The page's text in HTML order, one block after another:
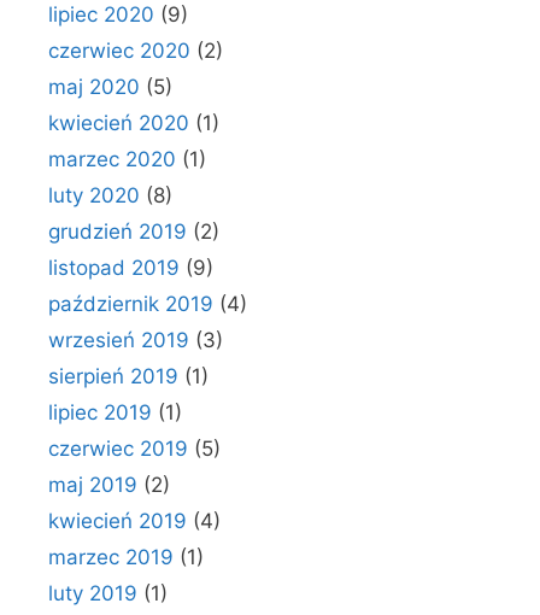
lipiec 2020 (9)
czerwiec 2020 (2)
maj 2020 (5)
kwiecień 2020 (1)
marzec 2020 (1)
luty 2020 (8)
grudzień 2019 (2)
listopad 2019 (9)
październik 2019 (4)
wrzesień 2019 (3)
sierpień 2019 (1)
lipiec 2019 (1)
czerwiec 2019 (5)
maj 2019 (2)
kwiecień 2019 (4)
marzec 2019 (1)
luty 2019 (1)